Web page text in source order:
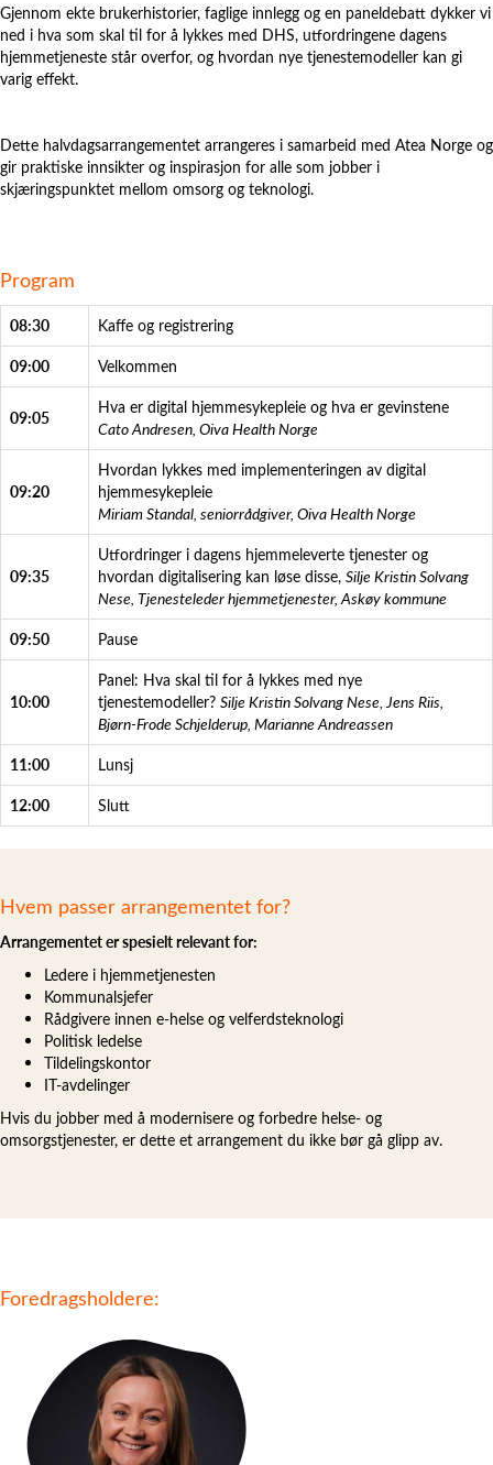
Gjennom ekte brukerhistorier, faglige innlegg og en paneldebatt dykker vi
ned i hva som skal til for å lykkes med DHS, utfordringene dagens
hjemmetjeneste står overfor, og hvordan nye tjenestemodeller kan gi
varig effekt.
Dette halvdagsarrangementet arrangeres i samarbeid med Atea Norge og
gir praktiske innsikter og inspirasjon for alle som jobber i
skjæringspunktet mellom omsorg og teknologi.
Program
08:30
Kaffe og registrering
09:00
Velkommen
09:05
Hva er digital hjemmesykepleie og hva er gevinstene
Cato Andresen, Oiva Health Norge
09:20
Hvordan lykkes med implementeringen av digital
hjemmesykepleie
Miriam Standal, seniorrådgiver, Oiva Health Norge
09:35
Utfordringer i dagens hjemmeleverte tjenester og
hvordan digitalisering kan løse disse, Silje Kristin Solvang
Nese, Tjenesteleder hjemmetjenester, Askøy kommune
09:50
Pause
10:00
Panel: Hva skal til for å lykkes med nye
tjenestemodeller? Silje Kristin Solvang Nese, Jens Riis,
Bjørn-Frode Schjelderup, Marianne Andreassen
11:00
Lunsj
12:00
Slutt
Hvem passer arrangementet for?
Arrangementet er spesielt relevant for:
Ledere i hjemmetjenesten
Kommunalsjefer
Rådgivere innen e-helse og velferdsteknologi
Politisk ledelse
Tildelingskontor
IT-avdelinger
Hvis du jobber med å modernisere og forbedre helse- og
omsorgstjenester, er dette et arrangement du ikke bør gå glipp av.
Foredragsholdere: